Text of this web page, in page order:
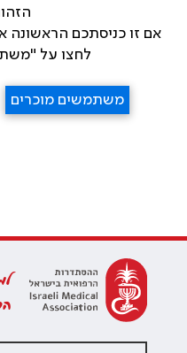
אם זו כניסתכם הראשונה
לחצו על
משתמשים מוכרים